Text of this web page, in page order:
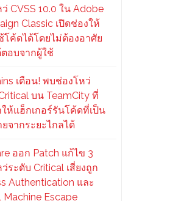
CVSS 10.0 ใน Adobe
Classic เปิดช่องให้
โค้ดได้โดยไม่ต้องอาศัย
อบจากผู้ใช้
เตือน! พบช่องโหว่
บน TeamCity ที่
ห้แฮ็กเกอร์รันโค้ดที่เป็น
จากระยะไกลได้
ออก Patch แก้ไข 3
ระดับ Critical เสี่ยงถูก
Authentication และ
Machine Escape